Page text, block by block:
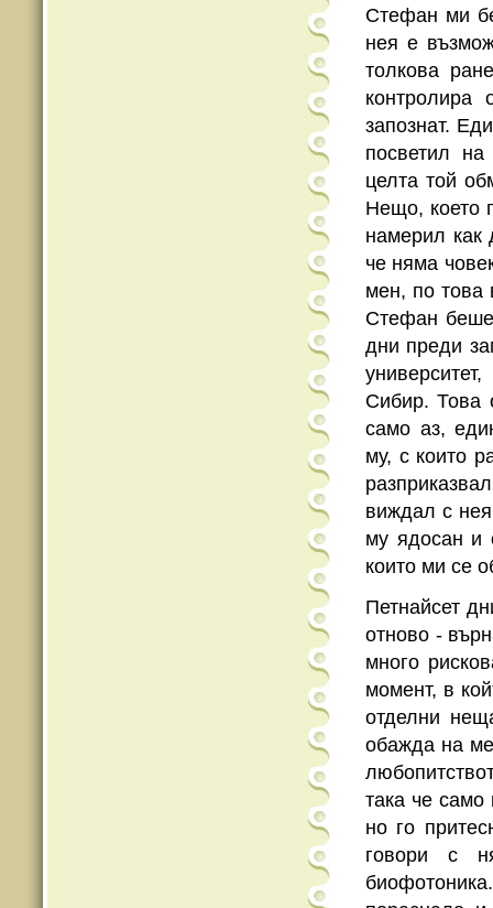
Стефан ми
нея е
толкова
запознат.
посветил
целта той
Нещо, което
намерил как
че няма
мен, по това
Стефан
дни преди
Сибир. Това
само аз,
му, с които
виждал с
му ядосан и
които ми се
Петнайсет
отново -
много
момент, в
отделни
обажда на
така че
но го
говори с